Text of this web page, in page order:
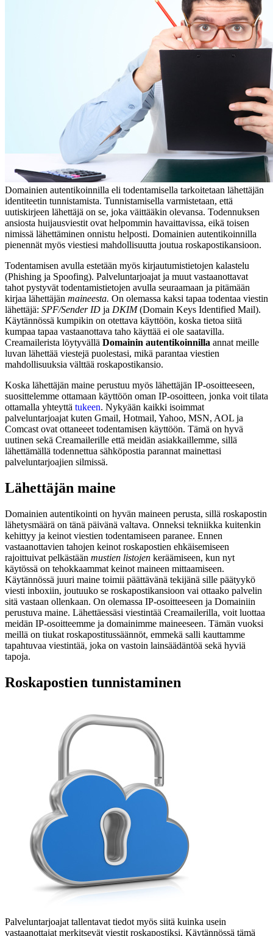
Domainien autentikoinnilla eli todentamisella tarkoitetaan lähettäjän
identiteetin tunnistamista. Tunnistamisella varmistetaan, että
uutiskirjeen lähettäjä on se, joka väittääkin olevansa. Todennuksen
ansiosta huijausviestit ovat helpommin havaittavissa, eikä toisen
nimissä lähettäminen onnistu helposti. Domainien autentikoinnilla
pienennät myös viestiesi mahdollisuutta joutua roskapostikansioon.
Todentamisen avulla estetään myös kirjautumistietojen kalastelu
(Phishing ja Spoofing). Palveluntarjoajat ja muut vastaanottavat
tahot pystyvät todentamistietojen avulla seuraamaan ja pitämään
kirjaa lähettäjän maineesta. On olemassa kaksi tapaa todentaa viestin
lähettäjä: SPF/Sender ID ja DKIM(Domain Keys Identified Mail).
Käytännössä kumpikin on otettava käyttöön, koska tietoa siitä
kumpaa tapaa vastaanottava taho käyttää ei ole saatavilla.
Creamailerista löytyvällä Domainin autentikoinnilla annat meille
luvan lähettää viestejä puolestasi, mikä parantaa viestien
mahdollisuuksia välttää roskapostikansio.
Koska lähettäjän maine perustuu myös lähettäjän IP-osoitteeseen,
suosittelemme ottamaan käyttöön oman IP-osoitteen, jonka voit tilata
ottamalla yhteyttä tukeen. Nykyään kaikki isoimmat
palveluntarjoajat kuten Gmail, Hotmail, Yahoo, MSN, AOL ja
Comcast ovat ottaneeet todentamisen käyttöön. Tämä on hyvä
uutinen sekä Creamailerille että meidän asiakkaillemme, sillä
lähettämällä todennettua sähköpostia parannat mainettasi
palveluntarjoajien silmissä.
Lähettäjän maine
Domainien autentikointi on hyvän maineen perusta, sillä roskapostin
lähetysmäärä on tänä päivänä valtava. Onneksi tekniikka kuitenkin
kehittyy ja keinot viestien todentamiseen paranee. Ennen
vastaanottavien tahojen keinot roskapostien ehkäisemiseen
rajoittuivat pelkästään mustien listojen keräämiseen, kun nyt
käytössä on tehokkaammat keinot maineen mittaamiseen.
Käytännössä juuri maine toimii päättävänä tekijänä sille päätyykö
viesti inboxiin, joutuuko se roskapostikansioon vai ottaako palvelin
sitä vastaan ollenkaan. On olemassa IP-osoitteeseen ja Domainiin
perustuva maine. Lähettäessäsi viestintää Creamailerilla, voit luottaa
meidän IP-osoitteemme ja domainimme maineeseen. Tämän vuoksi
meillä on tiukat roskapostitussäännöt, emmekä salli kauttamme
tapahtuvaa viestintää, joka on vastoin lainsäädäntöä sekä hyviä
tapoja.
Roskapostien tunnistaminen
Palveluntarjoajat tallentavat tiedot myös siitä kuinka usein
vastaanottajat merkitsevät viestit roskapostiksi. Käytännössä tämä